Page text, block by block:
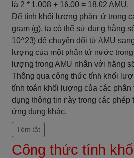
là 2 * 1.008 + 16.00 = 18.02 AMU.
Để tính khối lượng phân tử trong
gram (g), ta có thể sử dụng hằng
10^23) để chuyển đổi từ AMU
lượng của một phân tử nước
lượng trong AMU nhân với hằng
Thông qua công thức tính khối
tính toán khối lượng của các
dụng thông tin này trong các phép
ứng dụng khác.
Tóm tắt
Công thức tính